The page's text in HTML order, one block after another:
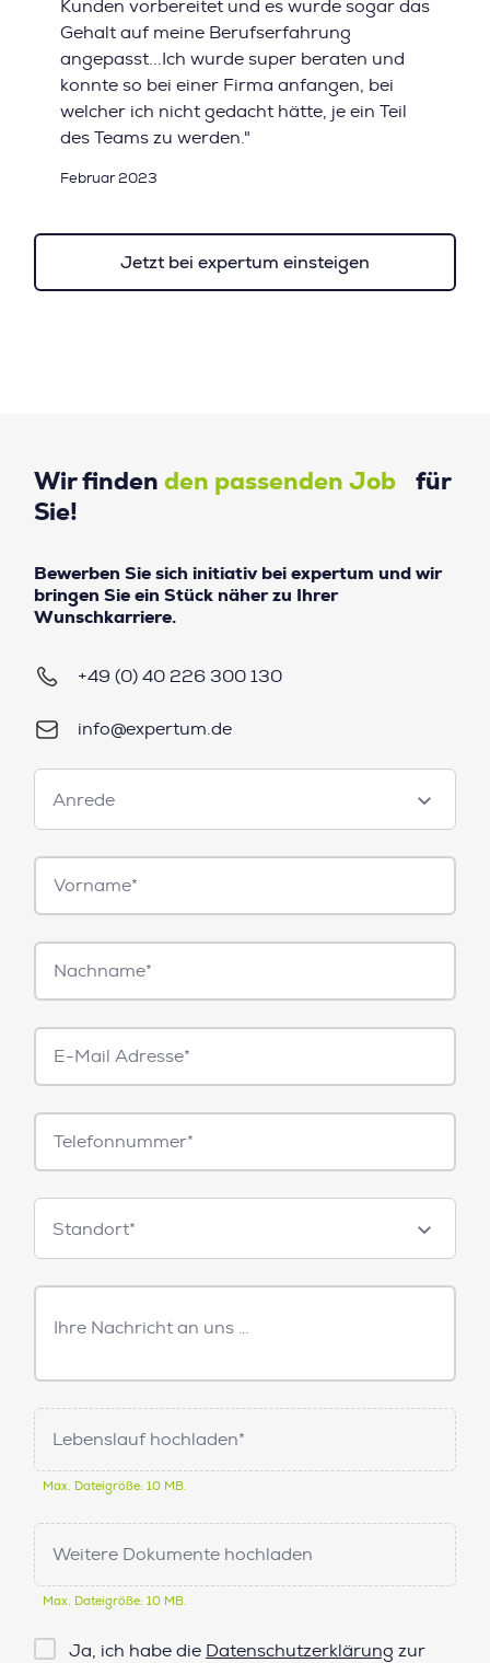
Kunden vorbereitet und es wurde sogar das
Gehalt auf meine Berufserfahrung
angepasst...Ich wurde super beraten und
konnte so bei einer Firma anfangen, bei
welcher ich nicht gedacht hätte, je ein Teil
des Teams zu werden."
Februar 2023
Jetzt bei expertum einsteigen
Wir finden den passenden Job für
Sie!
Bewerben Sie sich initiativ bei expertum und wir
bringen Sie ein Stück näher zu Ihrer
Wunschkarriere.
+49 (0) 40 226 300 130
info@expertum.de
Anrede
Anrede
Vorname*
Nachname*
E-
Mail*
Telefonnummer
Standorte
Standort*
Freitext
Nachricht
Lebenslauf hochladen*
Max. Dateigröße: 10 MB.
Weitere Dokumente hochladen
Max. Dateigröße: 10 MB.
Checkbox
Ja, ich habe die Datenschutzerklärung zur